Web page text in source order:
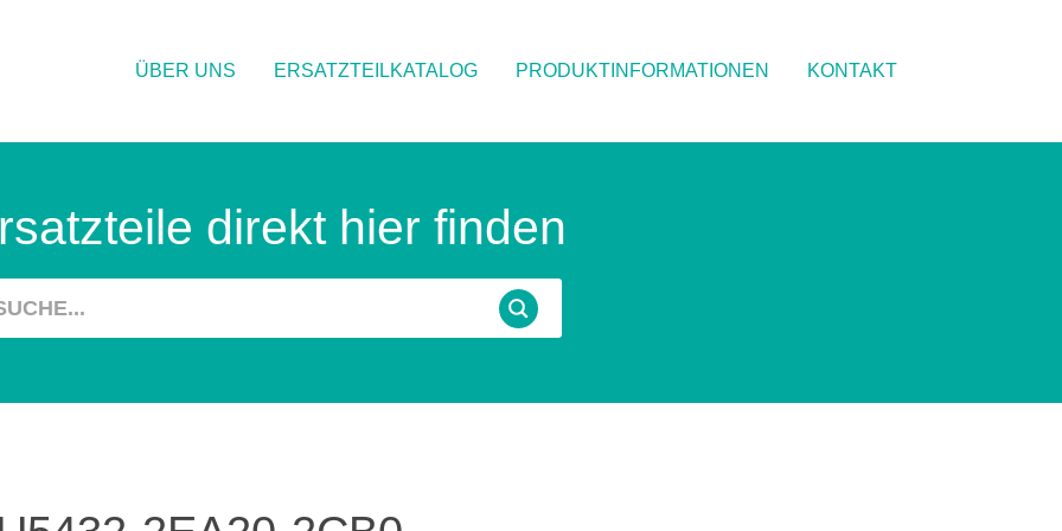
ÜBER UNS ERSATZTEILKATALOG PRODUKTINFORMATIONEN KONTAKT
direkt hier finden